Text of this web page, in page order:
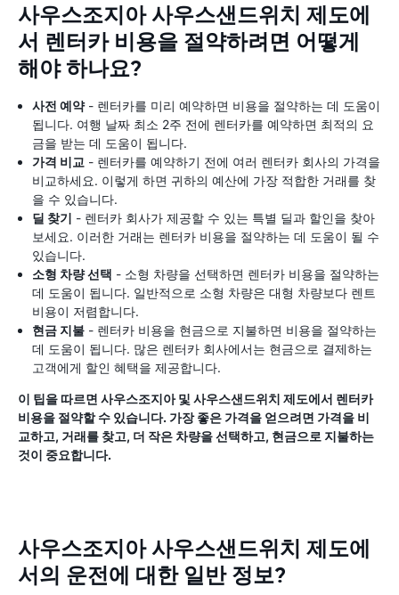
사우스조지아 사우스샌드위치 제도에
서 렌터카 비용을 절약하려면 어떻게
해야 하나요?
사전 예약- 렌터카를 미리 예약하면 비용을 절약하는 데 도움이
됩니다. 여행 날짜 최소 2주 전에 렌터카를 예약하면 최적의 요
금을 받는 데 도움이 됩니다.
가격 비교 - 렌터카를 예약하기 전에 여러 렌터카 회사의 가격을
비교하세요. 이렇게 하면 귀하의 예산에 가장 적합한 거래를 찾
을 수 있습니다.
딜 찾기 - 렌터카 회사가 제공할 수 있는 특별 딜과 할인을 찾아
보세요. 이러한 거래는 렌터카 비용을 절약하는 데 도움이 될 수
있습니다.
소형 차량 선택 - 소형 차량을 선택하면 렌터카 비용을 절약하는
데 도움이 됩니다. 일반적으로 소형 차량은 대형 차량보다 렌트
비용이 저렴합니다.
현금 지불 - 렌터카 비용을 현금으로 지불하면 비용을 절약하는
데 도움이 됩니다. 많은 렌터카 회사에서는 현금으로 결제하는
고객에게 할인 혜택을 제공합니다.
이 팁을 따르면 사우스조지아 및 사우스샌드위치 제도에서 렌터카
비용을 절약할 수 있습니다. 가장 좋은 가격을 얻으려면 가격을 비
교하고, 거래를 찾고, 더 작은 차량을 선택하고, 현금으로 지불하는
것이 중요합니다.
사우스조지아 사우스샌드위치 제도에
서의 운전에 대한 일반 정보?